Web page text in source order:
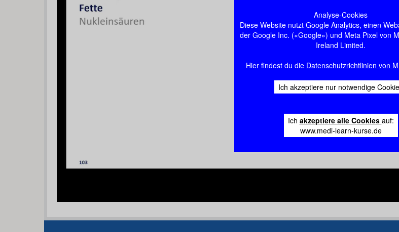
Analyse-Cookies
Diese Website nutzt Google Analytics, einen
der Google Inc. («Google») und Meta Pixel von
Ireland Limited.
Hier findest du die Datenschutzrichtlinien von
Ich akzeptiere nur notwendige
Ich akzeptiere alle Cookies auf:
www.medi-learn-kurse.de